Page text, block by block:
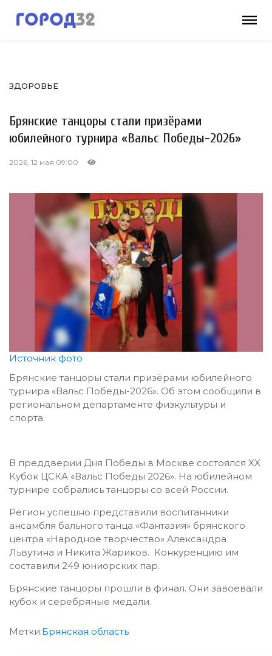
ЗДОРОВЬЕ
Брянские танцоры стали призёрами
юбилейного турнира «Вальс Победы-2026»
2026, 12 мая 09:00
Источник фото
Брянские танцоры стали призёрами юбилейного
турнира «Вальс Победы-2026». Об этом сообщили в
региональном департаменте физкультуры и
спорта.
В преддверии Дня Победы в Москве состоялся XX
Кубок ЦСКА «Вальс Победы 2026». На юбилейном
турнире собрались танцоры со всей России.
Регион успешно представили воспитанники
ансамбля бального танца «Фантазия» брянского
центра «Народное творчество» Александра
Львутина и Никита Жариков. Конкуренцию им
составили 249 юниорских пар.
Брянские танцоры прошли в финал. Они завоевали
кубок и серебряные медали.
Метки:Брянская область